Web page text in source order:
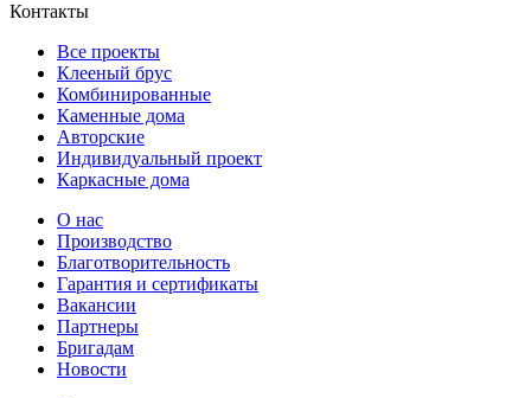
Контакты
Все проекты
Клееный брус
Комбинированные
Каменные дома
Авторские
Индивидуальный проект
Каркасные дома
О нас
Производство
Благотворительность
Гарантия и сертификаты
Вакансии
Партнеры
Бригадам
Новости